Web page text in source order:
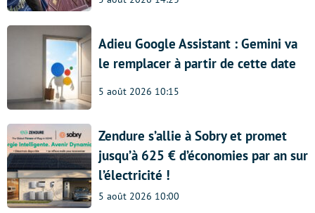
Adieu Google Assistant : Gemini va
le remplacer à partir de cette date
5 août 2026 10:15
Zendure s’allie à Sobry et promet
jusqu’à 625 € d’économies par an sur
l’électricité !
5 août 2026 10:00